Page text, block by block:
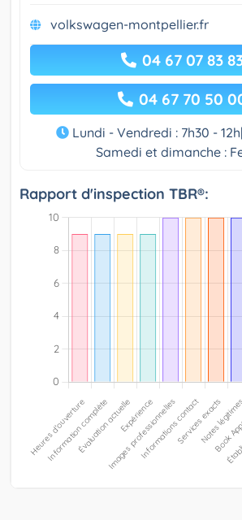
volkswagen-montpellier.fr
04 67 07 83
04 67 70 50
Lundi - Vendredi : 7h30 -
Samedi et dimanche :
Rapport d'inspection TBR®: